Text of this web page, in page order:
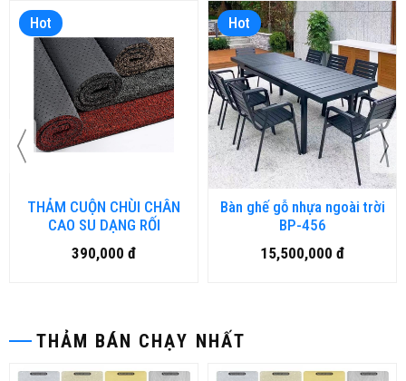
Hot
THẢM CUỘN CHÙI CHÂN
CAO SU DẠNG RỐI
390,000 đ
Hot
Bàn ghế gỗ nhựa ngoài trời
BP-456
15,500,000 đ
THẢM BÁN CHẠY NHẤT